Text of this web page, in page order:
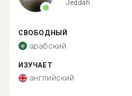
Jeddah
СВОБОДНЫЙ
арабский
ИЗУЧАЕТ
английский